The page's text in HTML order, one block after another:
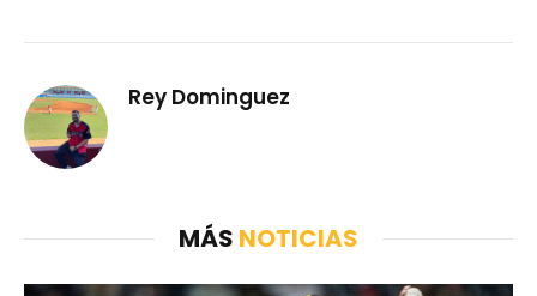
Rey Dominguez
MÁS NOTICIAS